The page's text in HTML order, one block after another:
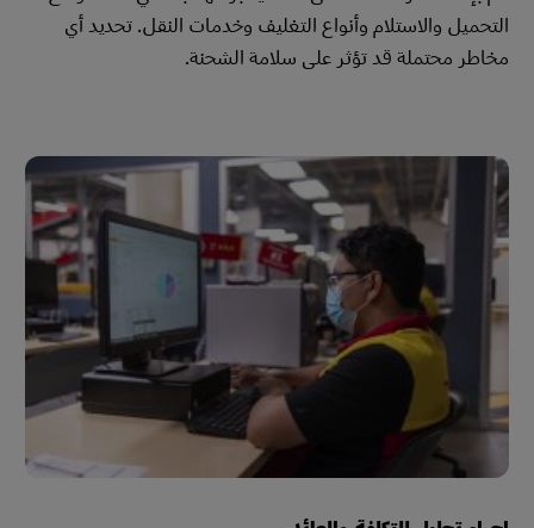
التحميل والاستلام وأنواع التغليف وخدمات النقل. تحديد أي
مخاطر محتملة قد تؤثر على سلامة الشحنة.